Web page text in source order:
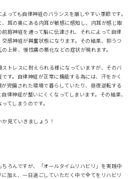
っても自律神経のバランスを崩しやすい季節です。
耳の奥にある内耳が敏感に感知し、内耳が感じ取
庭神経を通って脳に伝達され、それによって自律
感神経が興奮状態になります。その結果、抑うつ
上昇、慢性痛の悪化などの症状が現れます。
トレスに耐えられる様になっていますが、そのバ
す。自律神経が正常に機能する為には、汗をかく
完備された環境で暮らしていたり、昼夜逆転する
律神経が整いにくくなってしまいます。その結果、
てしまうのです。
見ていきましょう！
ろんですが、「オールタイムリハビリ」を実践中
加え、一日過ごしていただく中で全てをリハビリ